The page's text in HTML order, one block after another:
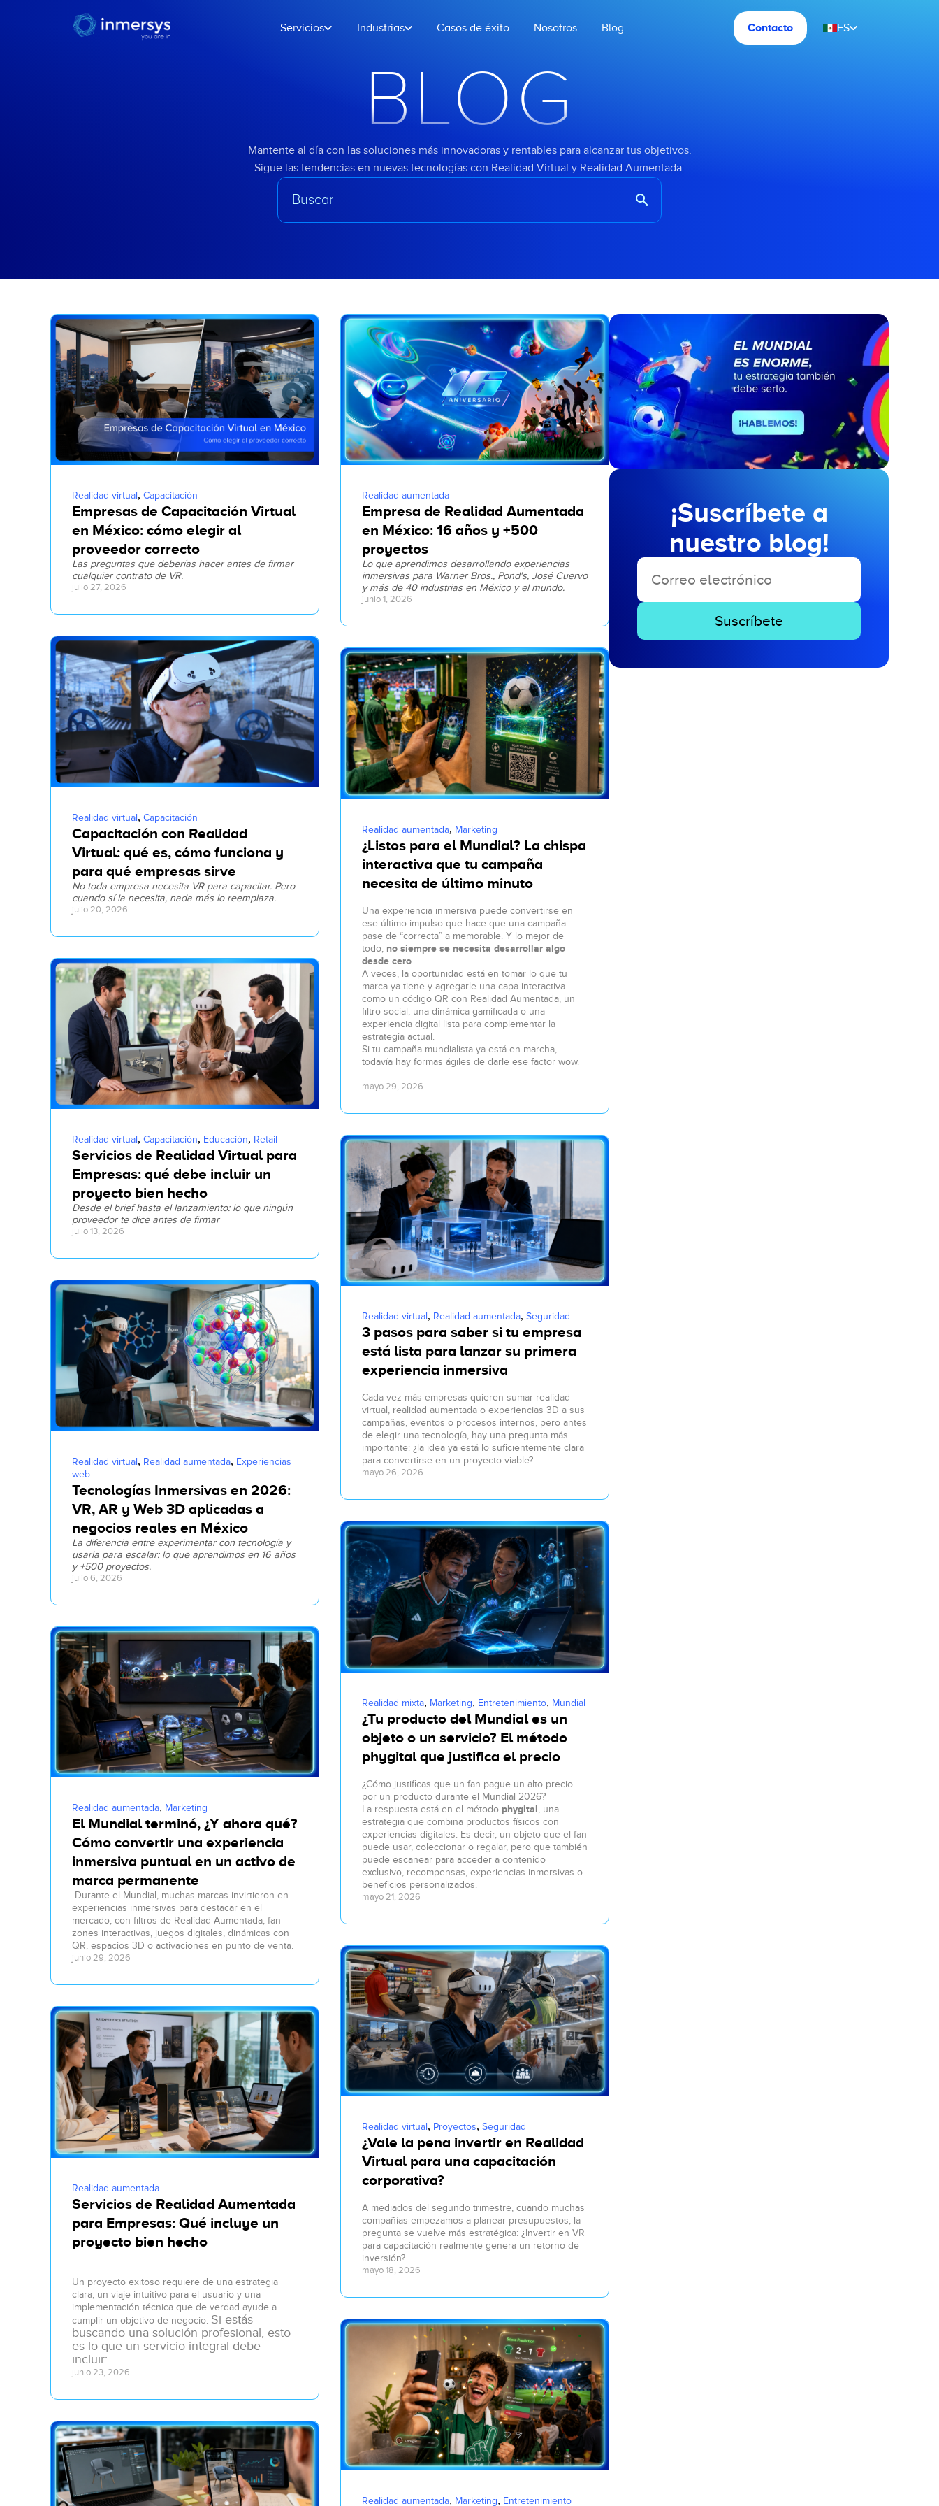
Servicios Industrias Casos de éxito Nosotros Blog Contacto ES
BLOG
Mantente al día con las soluciones más innovadoras y rentables para alcanzar tus objetivos.
Sigue las tendencias en nuevas tecnologías con Realidad Virtual y Realidad Aumentada.
search
Realidad virtual, Capacitación
Empresas de Capacitación Virtual
en México: cómo elegir al
proveedor correcto
Las preguntas que deberías hacer antes de firmar
cualquier contrato de VR.
julio 27, 2026
Realidad virtual, Capacitación
Capacitación con Realidad
Virtual: qué es, cómo funciona y
para qué empresas sirve
No toda empresa necesita VR para capacitar. Pero
cuando sí la necesita, nada más lo reemplaza.
julio 20, 2026
Realidad virtual, Capacitación, Educación, Retail
Servicios de Realidad Virtual para
Empresas: qué debe incluir un
proyecto bien hecho
Desde el brief hasta el lanzamiento: lo que ningún
proveedor te dice antes de firmar
julio 13, 2026
Realidad virtual, Realidad aumentada, Experiencias
web
Tecnologías Inmersivas en 2026:
VR, AR y Web 3D aplicadas a
negocios reales en México
La diferencia entre experimentar con tecnología y
usarla para escalar: lo que aprendimos en 16 años
y +500 proyectos.
julio 6, 2026
Realidad aumentada, Marketing
El Mundial terminó, ¿Y ahora qué?
Cómo convertir una experiencia
inmersiva puntual en un activo de
marca permanente
Durante el Mundial, muchas marcas invirtieron en
experiencias inmersivas para destacar en el
mercado, con filtros de Realidad Aumentada, fan
zones interactivas, juegos digitales, dinámicas con
QR, espacios 3D o activaciones en punto de venta.
junio 29, 2026
Realidad aumentada
Servicios de Realidad Aumentada
para Empresas: Qué incluye un
proyecto bien hecho
Un proyecto exitoso requiere de una estrategia
clara, un viaje intuitivo para el usuario y una
implementación técnica que de verdad ayude a
cumplir un objetivo de negocio. Si estás
buscando una solución profesional, esto
es lo que un servicio integral debe
incluir:
junio 23, 2026
Realidad aumentada
Empresa de Realidad Aumentada
en México: 16 años y +500
proyectos
Lo que aprendimos desarrollando experiencias
inmersivas para Warner Bros., Pond's, José Cuervo
y más de 40 industrias en México y el mundo.
junio 1, 2026
Realidad aumentada, Marketing
¿Listos para el Mundial? La chispa
interactiva que tu campaña
necesita de último minuto
Una experiencia inmersiva puede convertirse en
ese último impulso que hace que una campaña
pase de “correcta” a memorable. Y lo mejor de
todo, no siempre se necesita desarrollar algo
desde cero.
A veces, la oportunidad está en tomar lo que tu
marca ya tiene y agregarle una capa interactiva
como un código QR con Realidad Aumentada, un
filtro social, una dinámica gamificada o una
experiencia digital lista para complementar la
estrategia actual.
Si tu campaña mundialista ya está en marcha,
todavía hay formas ágiles de darle ese factor wow.
mayo 29, 2026
Realidad virtual, Realidad aumentada, Seguridad
3 pasos para saber si tu empresa
está lista para lanzar su primera
experiencia inmersiva
Cada vez más empresas quieren sumar realidad
virtual, realidad aumentada o experiencias 3D a sus
campañas, eventos o procesos internos, pero antes
de elegir una tecnología, hay una pregunta más
importante: ¿la idea ya está lo suficientemente clara
para convertirse en un proyecto viable?
mayo 26, 2026
Realidad mixta, Marketing, Entretenimiento, Mundial
¿Tu producto del Mundial es un
objeto o un servicio? El método
phygital que justifica el precio
¿Cómo justificas que un fan pague un alto precio
por un producto durante el Mundial 2026?
La respuesta está en el método phygital, una
estrategia que combina productos físicos con
experiencias digitales. Es decir, un objeto que el fan
puede usar, coleccionar o regalar, pero que también
puede escanear para acceder a contenido
exclusivo, recompensas, experiencias inmersivas o
beneficios personalizados.
mayo 21, 2026
Realidad virtual, Proyectos, Seguridad
¿Vale la pena invertir en Realidad
Virtual para una capacitación
corporativa?
A mediados del segundo trimestre, cuando muchas
compañías empezamos a planear presupuestos, la
pregunta se vuelve más estratégica: ¿Invertir en VR
para capacitación realmente genera un retorno de
inversión?
mayo 18, 2026
Realidad aumentada, Marketing, Entretenimiento
¡Suscríbete a
nuestro blog!